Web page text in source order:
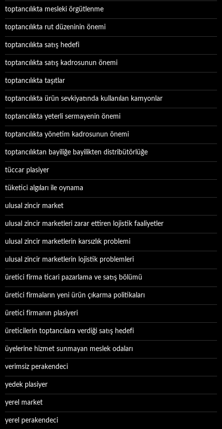
toptancılıkta mesleki örgütlenme
toptancılıkta rut düzeninin önemi
toptancılıkta satış hedefi
toptancılıkta satış kadrosunun önemi
toptancılıkta taşıtlar
toptancılıkta ürün sevkiyatında kullanılan kamyonlar
toptancılıkta yeterli sermayenin önemi
toptancılıkta yönetim kadrosunun önemi
toptancılıktan bayiliğe bayilikten distribütörlüğe
tüccar plasiyer
tüketici algıları ile oynama
ulusal zincir market
ulusal zincir marketleri zarar ettiren lojistik faaliyetler
ulusal zincir marketlerin karsızlık problemi
ulusal zincir marketlerin lojistik problemleri
üretici firma ticari pazarlama ve satış bölümü
üretici firmaların yeni ürün çıkarma politikaları
üretici firmanın plasiyeri
üreticilerin toptancılara verdiği satış hedefi
üyelerine hizmet sunmayan meslek odaları
verimsiz perakendeci
yedek plasiyer
yerel market
yerel perakendeci